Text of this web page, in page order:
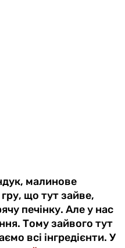
малинове
що тут зайве,
печінку. Але у нас
Тому зайвого тут
всі інгредієнти. У